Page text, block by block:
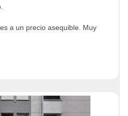
a un precio asequible. Muy